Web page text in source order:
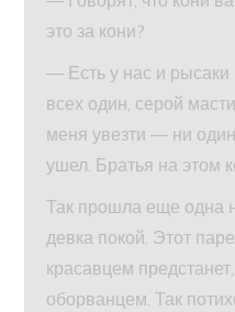
это за кони?
— Есть у нас и
всех один, серой
меня увезти — ни
ушел. Братья на этом
Так прошла еще одна
девка покой. Этот
красавцем
оборванцем. Так